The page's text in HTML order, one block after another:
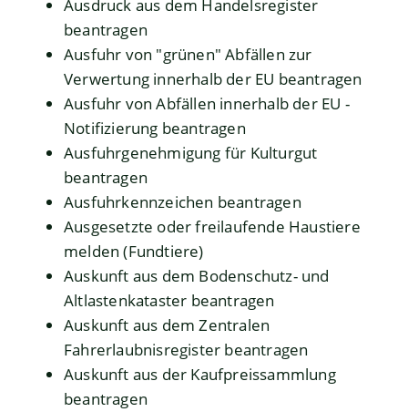
Ausdruck aus dem Handelsregister
beantragen
Ausfuhr von "grünen" Abfällen zur
Verwertung innerhalb der EU beantragen
Ausfuhr von Abfällen innerhalb der EU -
Notifizierung beantragen
Ausfuhrgenehmigung für Kulturgut
beantragen
Ausfuhrkennzeichen beantragen
Ausgesetzte oder freilaufende Haustiere
melden (Fundtiere)
Auskunft aus dem Bodenschutz- und
Altlastenkataster beantragen
Auskunft aus dem Zentralen
Fahrerlaubnisregister beantragen
Auskunft aus der Kaufpreissammlung
beantragen